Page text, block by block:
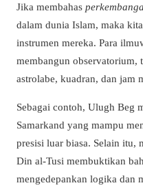
Jika membahas
dalam dunia Islam, maka
instrumen mereka. Para
membangun observatorium,
astrolabe, kuadran, dan jam
Sebagai contoh, Ulugh Beg
Samarkand yang mampu
presisi luar biasa. Selain itu,
Din al-Tusi membuktikan
mengedepankan logika dan